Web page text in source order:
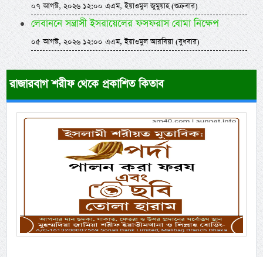
০৭ আগস্ট, ২০২৬ ১২:০০ এএম, ইয়াওমুল জুমুয়াহ (শুক্রবার)
লেবাননে সন্ত্রাসী ইসরায়েলের ফসফরাস বোমা নিক্ষেপ
০৫ আগস্ট, ২০২৬ ১২:০০ এএম, ইয়াওমুল আরবিয়া (বুধবার)
রাজারবাগ শরীফ থেকে প্রকাশিত কিতাব